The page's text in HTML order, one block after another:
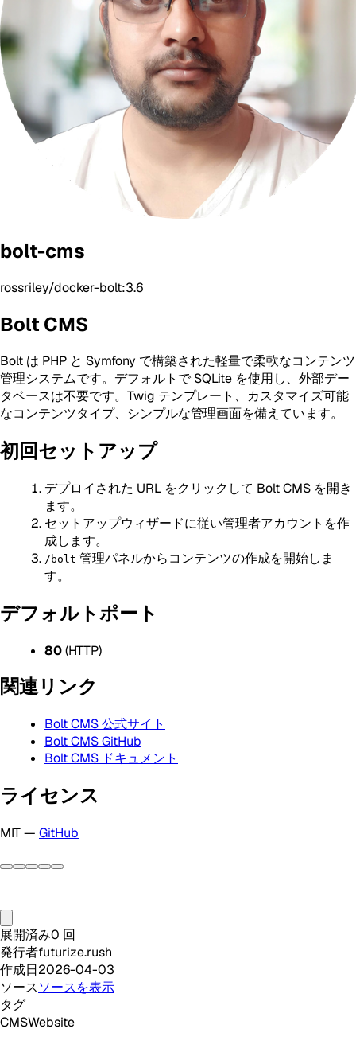
bolt-cms
rossriley/docker-bolt:3.6
Bolt CMS
Bolt は PHP と Symfony で構築された軽量で柔軟なコンテンツ
管理システムです。デフォルトで SQLite を使用し、外部デー
タベースは不要です。Twig テンプレート、カスタマイズ可能
なコンテンツタイプ、シンプルな管理画面を備えています。
初回セットアップ
デプロイされた URL をクリックして Bolt CMS を開き
ます。
セットアップウィザードに従い管理者アカウントを作
成します。
/bolt 管理パネルからコンテンツの作成を開始しま
す。
デフォルトポート
80(HTTP)
関連リンク
Bolt CMS 公式サイト
Bolt CMS GitHub
Bolt CMS ドキュメント
ライセンス
MIT — GitHub
展開済み0 回
発行者futurize.rush
作成日2026-04-03
ソースソースを表示
タグ
CMSWebsite